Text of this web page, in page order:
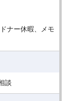
ナー休暇、メモ
談